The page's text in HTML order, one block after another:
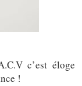
c’est éloge
!